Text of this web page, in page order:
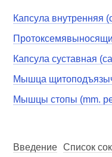
Капсула внутренняя
Капсула суставная
Мышца
Мышцы стопы (mm.
Введение Список